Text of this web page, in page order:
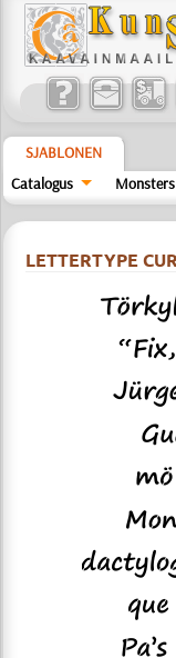
SJABLONEN
Catalogus
Monsters
LETTERTYPE